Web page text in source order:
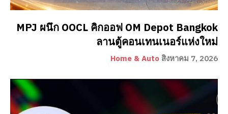
MPJ ผนึก OOCL คิกออฟ OM Depot Bangkok
ลานตู้คอนเทนเนอร์แห่งใหม่
Home & Auto สิงหาคม 7, 2026